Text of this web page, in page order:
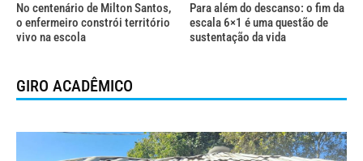
No centenário de Milton Santos,
o enfermeiro constrói território
vivo na escola
Para além do descanso: o fim da
escala 6×1 é uma questão de
sustentação da vida
GIRO ACADÊMICO